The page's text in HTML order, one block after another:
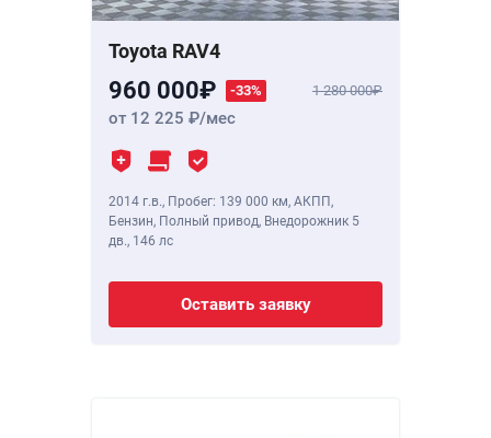
Toyota RAV4
960 000 -33% 1 280 000
от 12 225 /мес
2014 г.в., Пробег: 139 000 км, АКПП,
Бензин, Полный привод, Внедорожник 5
дв., 146 лс
Оставить заявку